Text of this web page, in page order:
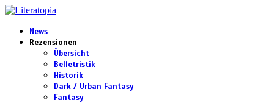
News
Rezensionen
Übersicht
Belletristik
Historik
Dark / Urban Fantasy
Fantasy